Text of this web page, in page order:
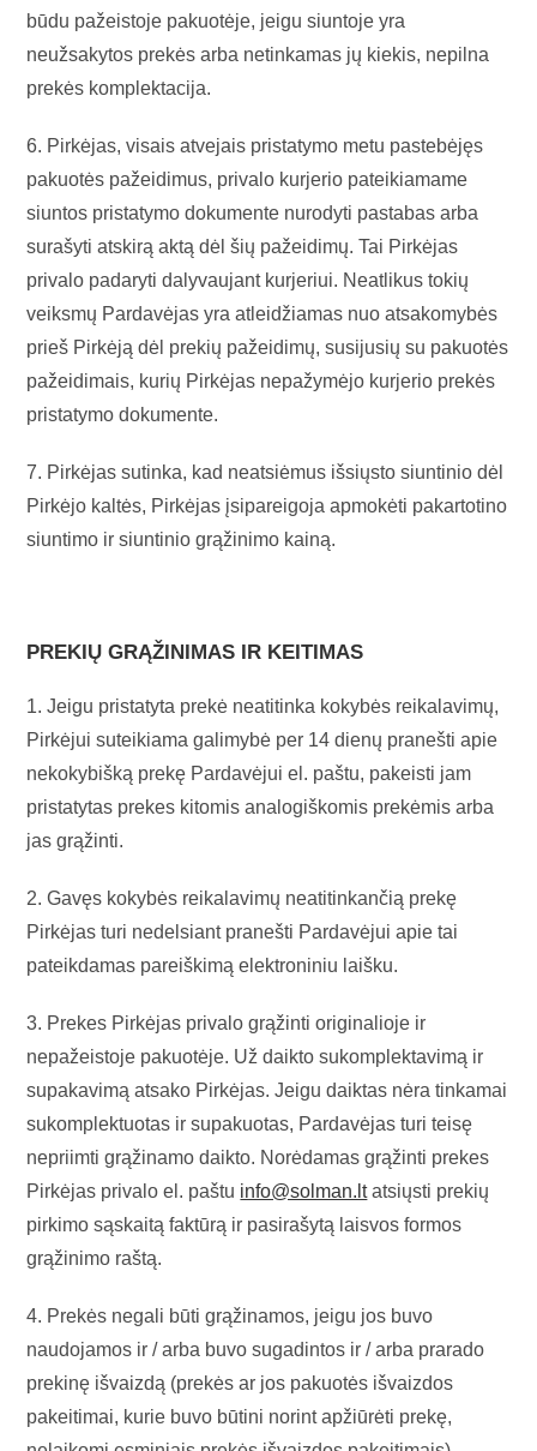
būdu pažeistoje pakuotėje, jeigu siuntoje yra
neužsakytos prekės arba netinkamas jų kiekis, nepilna
prekės komplektacija.
6. Pirkėjas, visais atvejais pristatymo metu pastebėjęs
pakuotės pažeidimus, privalo kurjerio pateikiamame
siuntos pristatymo dokumente nurodyti pastabas arba
surašyti atskirą aktą dėl šių pažeidimų. Tai Pirkėjas
privalo padaryti dalyvaujant kurjeriui. Neatlikus tokių
veiksmų Pardavėjas yra atleidžiamas nuo atsakomybės
prieš Pirkėją dėl prekių pažeidimų, susijusių su pakuotės
pažeidimais, kurių Pirkėjas nepažymėjo kurjerio prekės
pristatymo dokumente.
7. Pirkėjas sutinka, kad neatsiėmus išsiųsto siuntinio dėl
Pirkėjo kaltės, Pirkėjas įsipareigoja apmokėti pakartotino
siuntimo ir siuntinio grąžinimo kainą.
PREKIŲ GRĄŽINIMAS IR KEITIMAS
1. Jeigu pristatyta prekė neatitinka kokybės reikalavimų,
Pirkėjui suteikiama galimybė per 14 dienų pranešti apie
nekokybišką prekę Pardavėjui el. paštu, pakeisti jam
pristatytas prekes kitomis analogiškomis prekėmis arba
jas grąžinti.
2. Gavęs kokybės reikalavimų neatitinkančią prekę
Pirkėjas turi nedelsiant pranešti Pardavėjui apie tai
pateikdamas pareiškimą elektroniniu laišku.
3. Prekes Pirkėjas privalo grąžinti originalioje ir
nepažeistoje pakuotėje. Už daikto sukomplektavimą ir
supakavimą atsako Pirkėjas. Jeigu daiktas nėra tinkamai
sukomplektuotas ir supakuotas, Pardavėjas turi teisę
nepriimti grąžinamo daikto. Norėdamas grąžinti prekes
Pirkėjas privalo el. paštu info@solman.ltatsiųsti prekių
pirkimo sąskaitą faktūrą ir pasirašytą laisvos formos
grąžinimo raštą.
4. Prekės negali būti grąžinamos, jeigu jos buvo
naudojamos ir / arba buvo sugadintos ir / arba prarado
prekinę išvaizdą (prekės ar jos pakuotės išvaizdos
pakeitimai, kurie buvo būtini norint apžiūrėti prekę,